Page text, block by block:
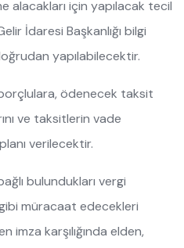
alacakları için yapılacak tecil
İdaresi Başkanlığı bilgi
yapılabilecektir.
ödenecek taksit
ve taksitlerin vade
verilecektir.
bulundukları vergi
müracaat edecekleri
imza karşılığında elden,